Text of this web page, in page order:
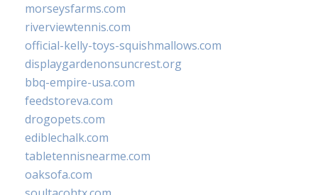
morseysfarms.com
riverviewtennis.com
official-kelly-toys-squishmallows.com
displaygardenonsuncrest.org
bbq-empire-usa.com
feedstoreva.com
drogopets.com
ediblechalk.com
tabletennisnearme.com
oaksofa.com